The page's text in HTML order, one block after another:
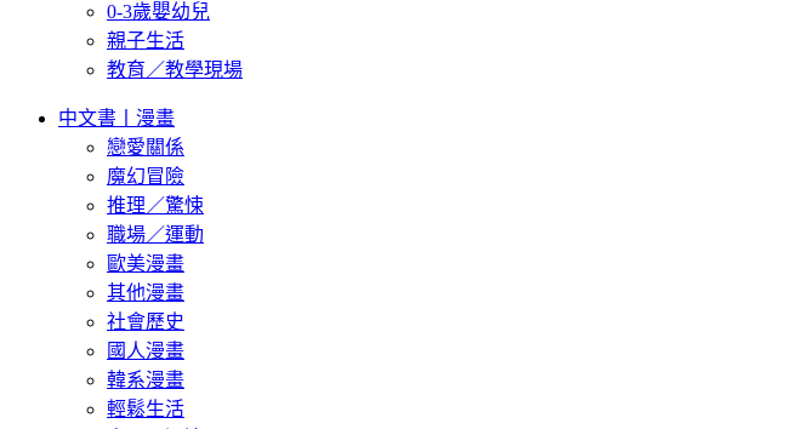
0-3歲嬰幼兒
親子生活
教育／教學現場
中文書丨漫畫
戀愛關係
魔幻冒險
推理／驚悚
職場／運動
歐美漫畫
其他漫畫
社會歷史
國人漫畫
韓系漫畫
輕鬆生活